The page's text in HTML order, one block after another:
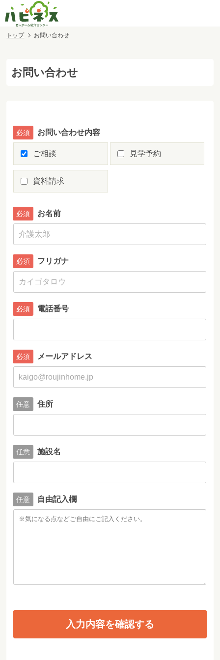
トップ お問い合わせ
お問い合わせ
お問い合わせ内容
ご相談 見学予約
資料請求
お名前
フリガナ
電話番号
メールアドレス
住所
施設名
自由記入欄